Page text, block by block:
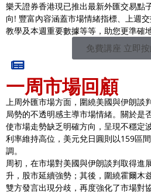
樂天證券香港現已推出最新外匯交易點
向! 豐富內容涵蓋市場情緒指標、上週
教學及本週重要數據等等，助您更準確
免費講座 立即
一周市場回顧
上周外匯市場方面，圍繞美國與伊朗談
局勢的不透明感主導市場情緒。關於是
使市場走勢缺乏明確方向，呈現不穩定
利率維持高位，美元兌日圓則以159區
調。
周初，在市場對美國與伊朗談判取得進
升，股市延續強勢；其後，圍繞霍爾木
雙方發言出現分歧，再度強化了市場對